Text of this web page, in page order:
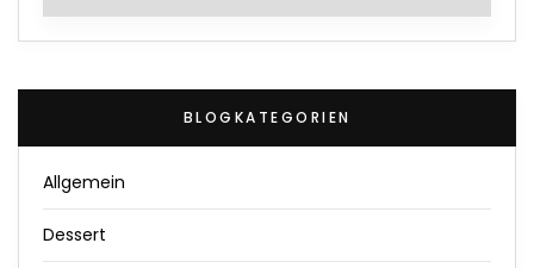
BLOGKATEGORIEN
Allgemein
Dessert